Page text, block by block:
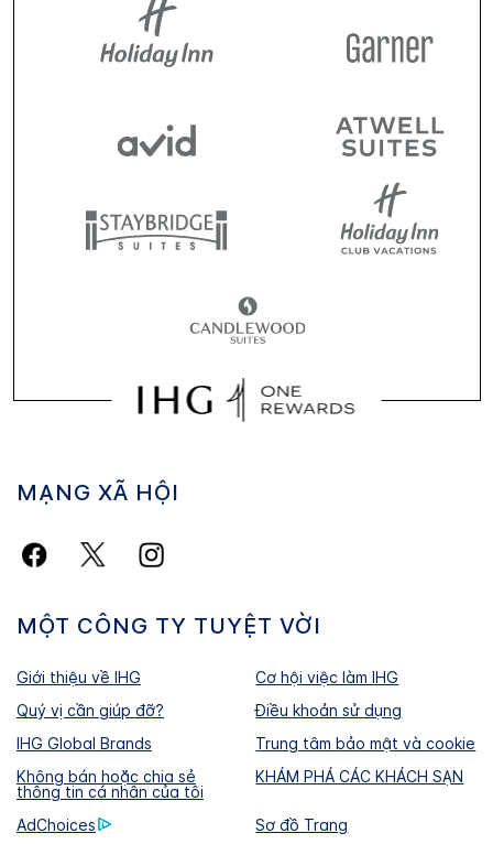
MẠNG XÃ HỘI
MỘT CÔNG TY TUYỆT VỜI
Giới thiệu về IHG
Cơ hội việc làm IHG
Quý vị cần giúp đỡ?
Điều khoản sử dụng
IHG Global Brands
Trung tâm bảo mật và cookie
Không bán hoặc chia sẻ
thông tin cá nhân của tôi
KHÁM PHÁ CÁC KHÁCH SẠN
AdChoices
Sơ đồ Trang